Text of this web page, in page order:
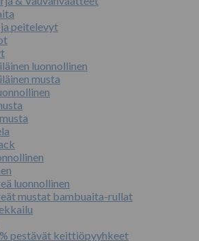
peitelevyt
luonnollinen
musta
luonnollinen
mustat bambuaita-rullat
pestävät keittiöpyyhkeet